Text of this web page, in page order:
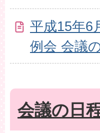
平成15年6
例会 会議
会議の日